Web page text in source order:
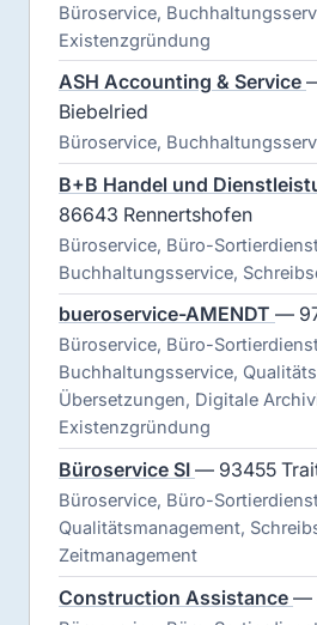
Büroservice,
Existenzgründung
ASH Accounting & Service
Biebelried
Büroservice,
B+B Handel und
86643 Rennertshofen
Büroservice, Büro-
Buchhaltungsservice,
bueroservice-AMENDT —
Büroservice, Büro-
Buchhaltungsservice,
Übersetzungen, Digitale
Existenzgründung
Büroservice SI — 93455
Büroservice, Büro-
Qualitätsmanagement,
Zeitmanagement
Construction Assistance —